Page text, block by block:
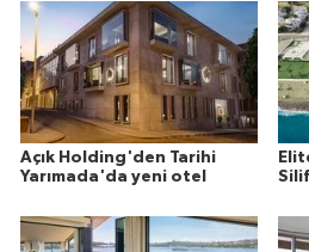
Açık Holding'den Tarihi
Yarımada'da yeni otel